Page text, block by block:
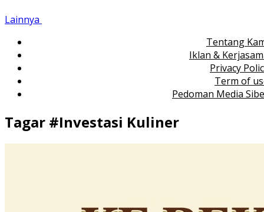
Lainnya
Tentang
Iklan &
Privacy
Term of
Pedoman Media
Tagar #Investasi Kuliner